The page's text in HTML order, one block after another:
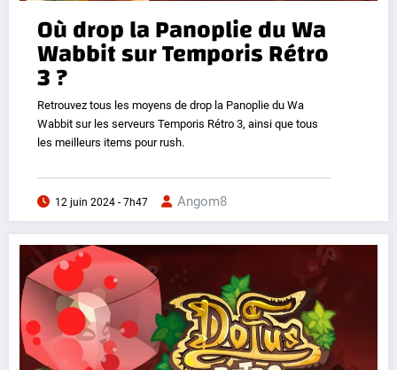
Où drop la Panoplie du Wa
Wabbit sur Temporis Rétro
3 ?
Retrouvez tous les moyens de drop la Panoplie du Wa
Wabbit sur les serveurs Temporis Rétro 3, ainsi que tous
les meilleurs items pour rush.
12 juin 2024 - 7h47 Angom8